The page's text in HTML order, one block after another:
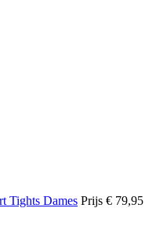
Tights Dames Prijs € 79,95